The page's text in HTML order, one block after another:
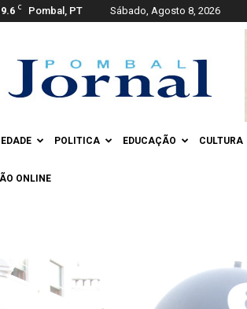
C Pombal, PT Sábado, Agosto 8, 2026
Jornal
POLITICA EDUCAÇÃO CULTURA
ONLINE